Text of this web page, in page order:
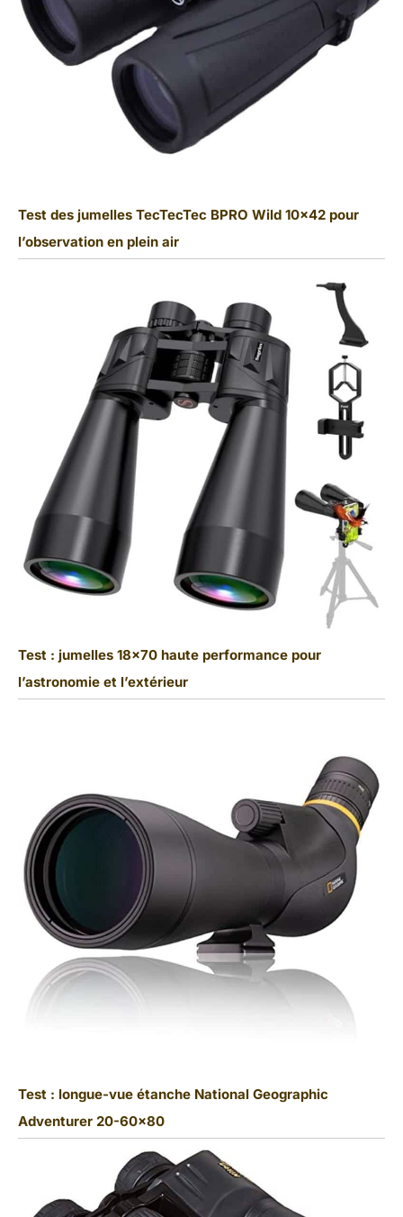
Test des jumelles TecTecTec BPRO Wild 10×42 pour
l’observation en plein air
Test : jumelles 18×70 haute performance pour
l’astronomie et l’extérieur
Test : longue-vue étanche National Geographic
Adventurer 20-60×80